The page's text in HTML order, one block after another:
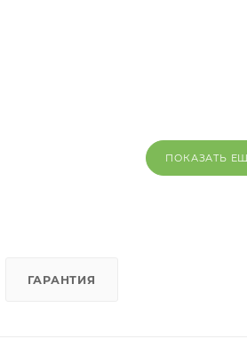
ПОКАЗАТЬ
ГАРАНТИЯ